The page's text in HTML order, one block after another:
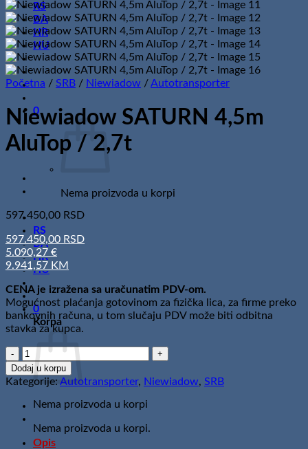
RS
BA
HR
HU
0
Nema proizvoda u korpi
RS
BA
HR
HU
0
Korpa
Nema proizvoda u korpi
Nema proizvoda u korpi.
Početna / SRB / Niewiadow /Autotransporter
Niewiadow SATURN 4,5m
AluTop / 2,7t
597.450,00 RSD
597.450,00 RSD
5.090,27 €
9.941,57 KM
CENA je izražena sa uračunatim PDV-om.
Mogućnost plaćanja gotovinom za fizička lica, za firme preko
bankovnih računa, u tom slučaju PDV može biti odbitna
stavka za kupca.
Niewiadow
SATURN
4,5m
/
2,7t
količina
Dodaj u korpu
Kategorije: Autotransporter, Niewiadow, SRB
Opis